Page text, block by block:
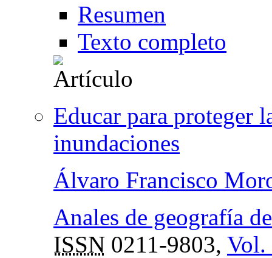
Resumen
Texto completo
Educar para proteger
inundaciones
Álvaro Francisco
Anales de geografía
ISSN 0211-9803, Vol.